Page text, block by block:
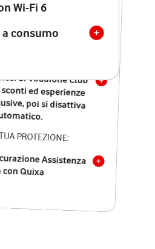
Wi-Fi 6
consumo
illimitate verso
fissi e mobili
di Vodafone Club
ed esperienze
poi si disattiva
PROTEZIONE:
Assistenza
con Quixa